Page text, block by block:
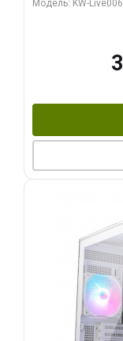
Модель: KW-